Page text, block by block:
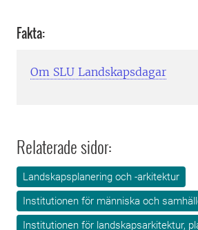
Fakta:
Om SLU Landskapsdagar
Relaterade sidor:
Landskapsplanering och -arkitektur
Institutionen för människa och
Institutionen för landskapsarkitektur,